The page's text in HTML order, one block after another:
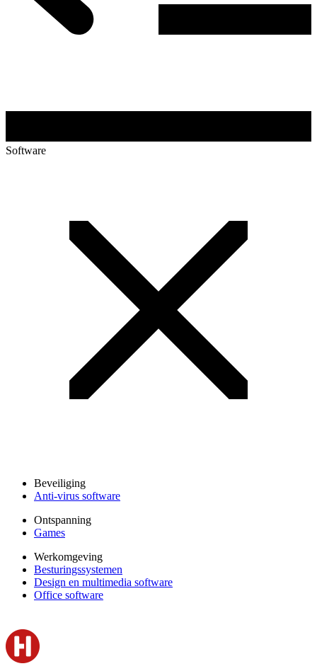
Software
Beveiliging
Anti-virus software
Ontspanning
Games
Werkomgeving
Besturingssystemen
Design en multimedia software
Office software